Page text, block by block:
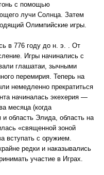
с помощью
лучи Солнца. Затем
Олимпийские игры.
в 776 году до н. э. . От
Игры начинались с
глашатаи, зычными
перемирия. Теперь на
немедленно прекратиться
начиналась экехерия —
месяца (когда
область Элида, область на
«священной зоной
вступать с оружием.
редки и наказывались
участие в Играх.